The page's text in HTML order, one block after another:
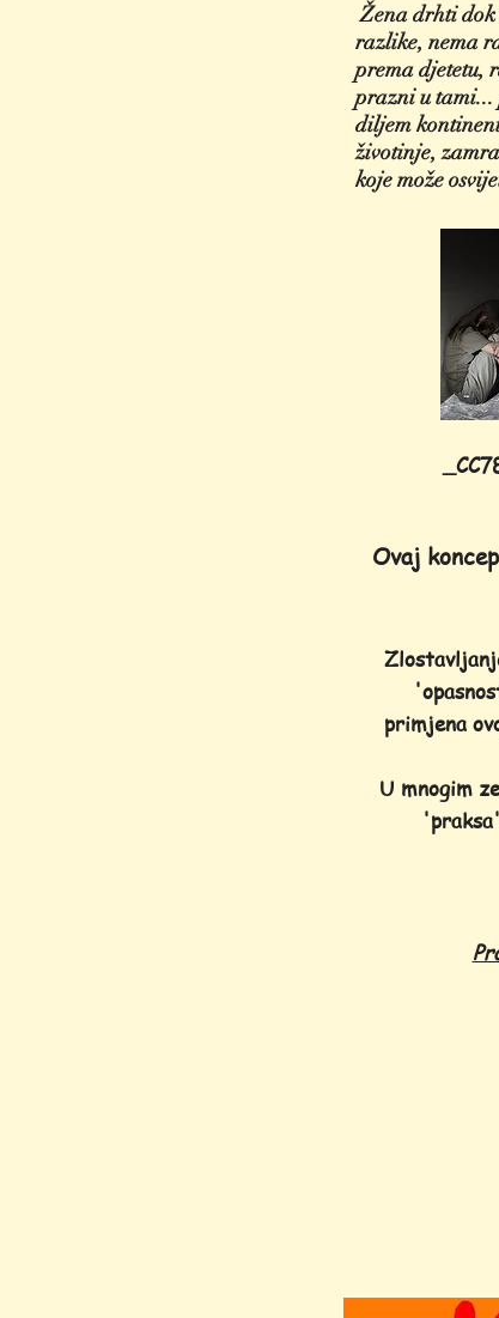
Žena drhti dok
razlike, nema
prema djetetu,
prazni u
diljem
životinje,
koje može
Ovaj
primjena
U mnogim